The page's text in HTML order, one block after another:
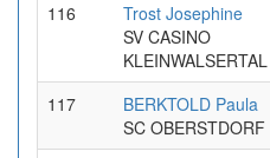
116
Trost Josephine
SV CASINO
KLEINWALSERTAL
117
BERKTOLD Paula
SC OBERSTDORF